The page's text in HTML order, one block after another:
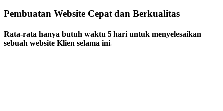
Pembuatan Website Cepat dan Berkualitas
Rata-rata hanya butuh waktu 5 hari untuk menyelesaikan
sebuah website Klien selama ini.